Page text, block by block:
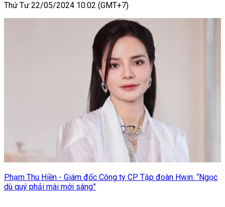
Thứ Tư 22/05/2024 10:02 (GMT+7)
Phạm Thu Hiền - Giám đốc Công ty CP Tập đoàn Hwin: “Ngọc
dù quý phải mài mới sáng”